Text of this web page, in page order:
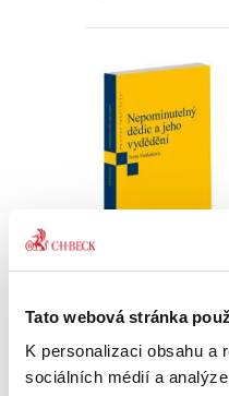
Tato webová stránka
K personalizaci obsahu a
sociálních médií a
Iveta Vankátová
340,00 Kč
Nová monografie se
nepominutelného